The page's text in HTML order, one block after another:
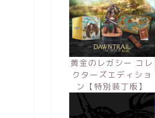
黄金のレガシー コレ
クターズエディショ
ン【特別装丁版】